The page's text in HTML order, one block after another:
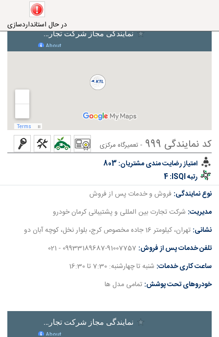
در حال استانداردسازی
کد نمایندگی 999 - تعمیرگاه مرکزی
امتیاز رضایت مندی مشتریان:
رتبه ISQI:
4
نوع نمایندگی: فروش و خدمات پس از فروش
مدیریت: شرکت تجارت بین المللی و پشتیبانی کرمان خودرو
نشانی: تهران، کیلومتر 16 جاده مخصوص کرج، بلوار نخل، کوچه آبان دو
تلفن خدمات پس از فروش:
ساعت کاری خدمات: شنبه تا چهارشنبه: 7:30 تا 16:30
خودروهای تحت پوشش: تمامی مدل ها